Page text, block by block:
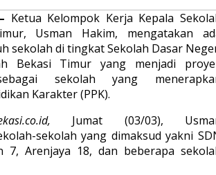
Ketua Kelompok Kerja Kepala
Usman Hakim, mengatakan
sekolah di tingkat Sekolah Dasar
Bekasi Timur yang menjadi
sekolah yang
Karakter (PPK).
Jumat (03/03),
sekolah yang dimaksud yakni
7, Arenjaya 18, dan beberapa